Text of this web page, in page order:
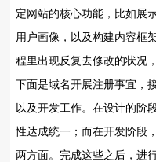
定网站的核心功能，比如展
用户画像，以及构建内容框
程里出现反复去修改的状况
下面是域名开展注册事宜，
以及开发工作。在设计的阶
性达成统一；而在开发阶段
两方面。完成这些之后，进